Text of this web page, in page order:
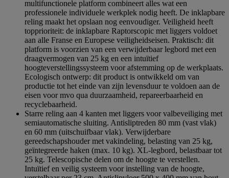
multifunctionele platform combineert alles wat een
professionele individuele werkplek nodig heeft. De inklapbare
reling maakt het opslaan nog eenvoudiger. Veiligheid heeft
topprioriteit: de inklapbare Raptorscopic met liggers voldoet
aan alle Franse en Europese veiligheidseisen. Praktisch: dit
platform is voorzien van een verwijderbaar legbord met een
draagvermogen van 25 kg en een intuïtief
hoogteverstellingssysteem voor afstemming op de werkplaats.
Ecologisch ontwerp: dit product is ontwikkeld om van
productie tot het einde van zijn levensduur te voldoen aan de
eisen voor mvo qua duurzaamheid, repareerbaarheid en
recyclebaarheid.
Starre reling aan 4 kanten met liggers voor valbeveiliging met
semiautomatische sluiting. Antisliptreden 80 mm (vast vlak)
en 60 mm (uitschuifbaar vlak). Verwijderbare
gereedschapshouder met vakindeling, belasting van 25 kg,
geïntegreerde haken (max. 10 kg). XL-legbord, belastbaar tot
25 kg. Telescopische delen om de hoogte te verstellen.
Intuïtief en veilig systeem voor instelling van de hoogte,